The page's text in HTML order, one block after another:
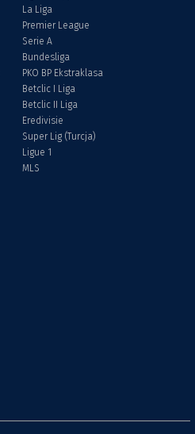
La Liga
Premier League
Serie A
Bundesliga
PKO BP Ekstraklasa
Betclic I Liga
Betclic II Liga
Eredivisie
Super Lig (Turcja)
Ligue 1
MLS